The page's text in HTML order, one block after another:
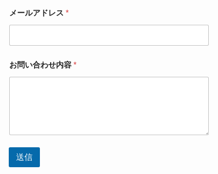
*
メ
ド
レ
ス
メールアドレス *
お問い合わせ内容 *
送信